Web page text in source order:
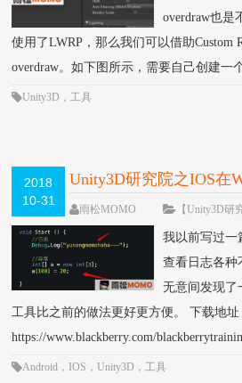
overdraw也是
使用了LWRP，那么我们可以借助Custom
overdraw。如下图所示，需要自己创建一
Unity3D ，工具
2018
10-31
Unity3D研究院之IOS在
就像Android的adb一样
雨松MOMO 【Unity3D研
13952次
4 条评论
我以前写过一
查看日志各种
无意间发现了
工具比之前的做法更好更方便。 下载地址
https://www.blackberry.com/
Android ， IOS ，Unity3D ，工具